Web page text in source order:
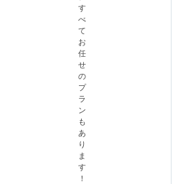
す
べ
て
お
任
せ
の
プ
ラ
ン
も
あ
り
ま
す
！